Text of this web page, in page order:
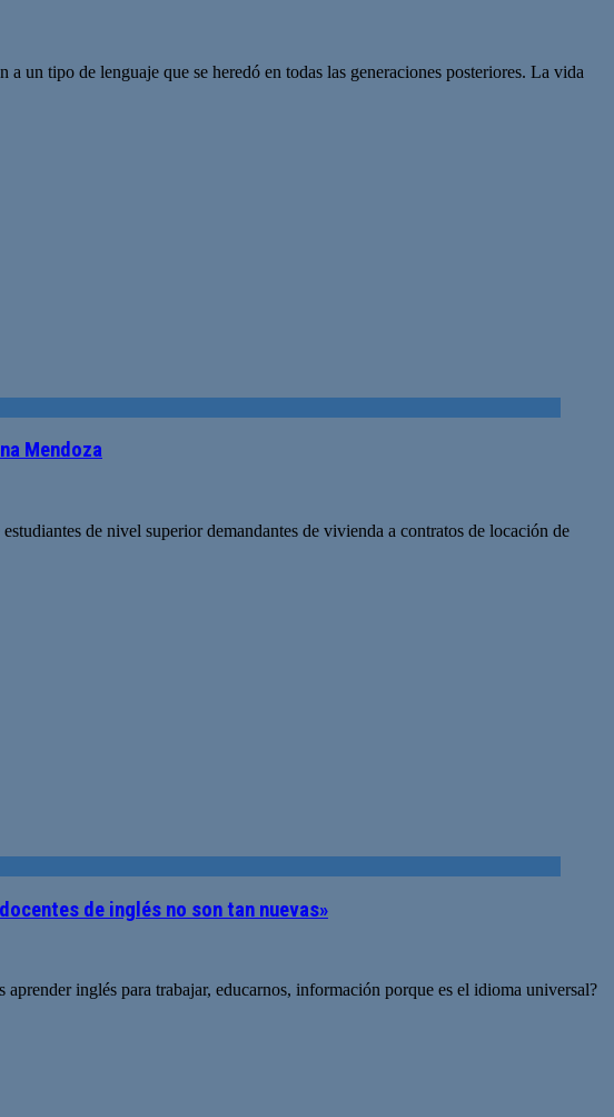
un tipo de lenguaje que se heredó en todas las generaciones posteriores. La vida
Mendoza
de nivel superior demandantes de vivienda a contratos de locación de
de inglés no son tan nuevas»
inglés para trabajar, educarnos, información porque es el idioma universal?